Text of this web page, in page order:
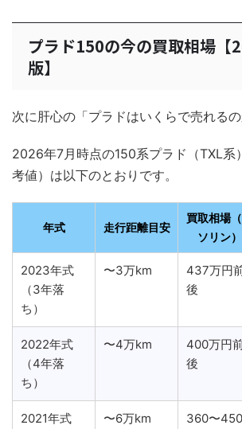
プラド150の今の買取相場【
版】
次に肝心の「プラドはいくらで売れるの
2026年7月時点の150系プラド（TXL系
考値）は以下のとおりです。
年式 走行距離目安
買取相場
ソリン）
2023年式
（3年落
ち）
〜3万km
437万円
後
2022年式
（4年落
ち）
〜4万km
400万円
後
2021年式
〜6万km
360〜450